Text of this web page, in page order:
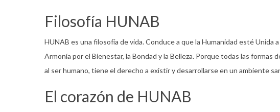
Filosofía HUNAB
HUNAB es una filosofía de vida. Conduce a que la Humanidad esté Unida
Armonía por el Bienestar, la Bondad y la Belleza. Porque todas las formas
al ser humano, tiene el derecho a existir y desarrollarse en un ambiente
El corazón de HUNAB